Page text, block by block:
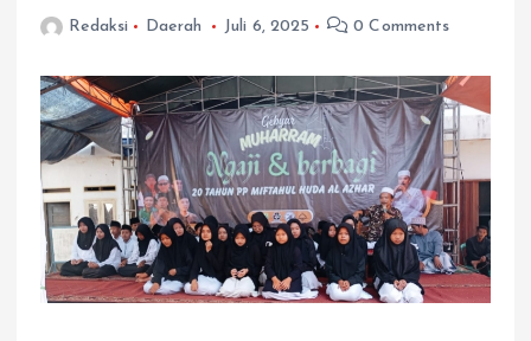
Redaksi Daerah Juli 6, 2025 0 Comments